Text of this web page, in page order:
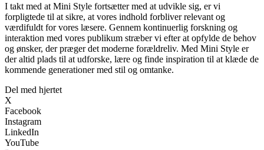
I takt med at Mini Style fortsætter med at udvikle sig, er vi
forpligtede til at sikre, at vores indhold forbliver relevant og
værdifuldt for vores læsere. Gennem kontinuerlig forskning og
interaktion med vores publikum stræber vi efter at opfylde de behov
og ønsker, der præger det moderne forældreliv. Med Mini Style er
der altid plads til at udforske, lære og finde inspiration til at klæde de
kommende generationer med stil og omtanke.
Del med hjertet
X
Facebook
Instagram
LinkedIn
YouTube